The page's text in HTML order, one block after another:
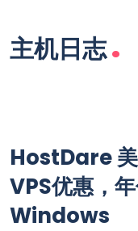
主机日志.
HostDare
VPS优惠，
Windows